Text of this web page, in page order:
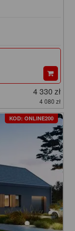
4 330 zł
4 080 zł
KOD: ONLINE200